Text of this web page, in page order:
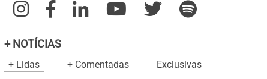
+ NOTÍCIAS
+ Lidas + Comentadas Exclusivas